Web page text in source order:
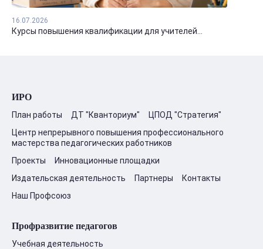
16.07.2026
Курсы повышения квалификации для учителей...
ИРО
План работы ДТ "Кванториум"
ЦПОД "Стратегия"
Центр непрерывного повышения профессионального
мастерства педагогических работников
Проекты
Инновационные площадки
Издательская деятельность
Партнеры
Контакты
Наш Профсоюз
Профразвитие педагогов
Учебная деятельность